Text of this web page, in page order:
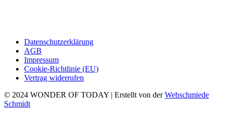
Datenschutzerklärung
AGB
Impressum
Cookie-Richtlinie (EU)
Vertrag widerrufen
© 2024 WONDER OF TODAY | Erstellt von derWebschmiede
Schmidt